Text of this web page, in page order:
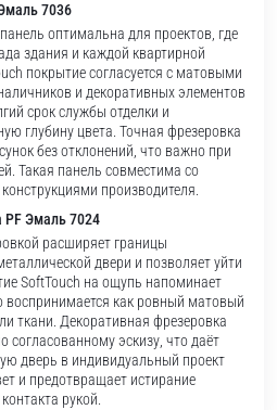
7036
оптимальна для проектов, где
здания и каждой квартирной
покрытие согласуется с матовыми
и декоративных элементов
срок службы отделки и
глубину цвета. Точная фрезеровка
без отклонений, что важно при
Такая панель совместима со
производителя.
PF Эмаль 7024
расширяет границы
двери и позволяет уйти
SoftTouch на ощупь напоминает
как ровный матовый
ткани. Декоративная фрезеровка
согласованному эскизу, что даёт
дверь в индивидуальный проект
и предотвращает истирание
рукой.